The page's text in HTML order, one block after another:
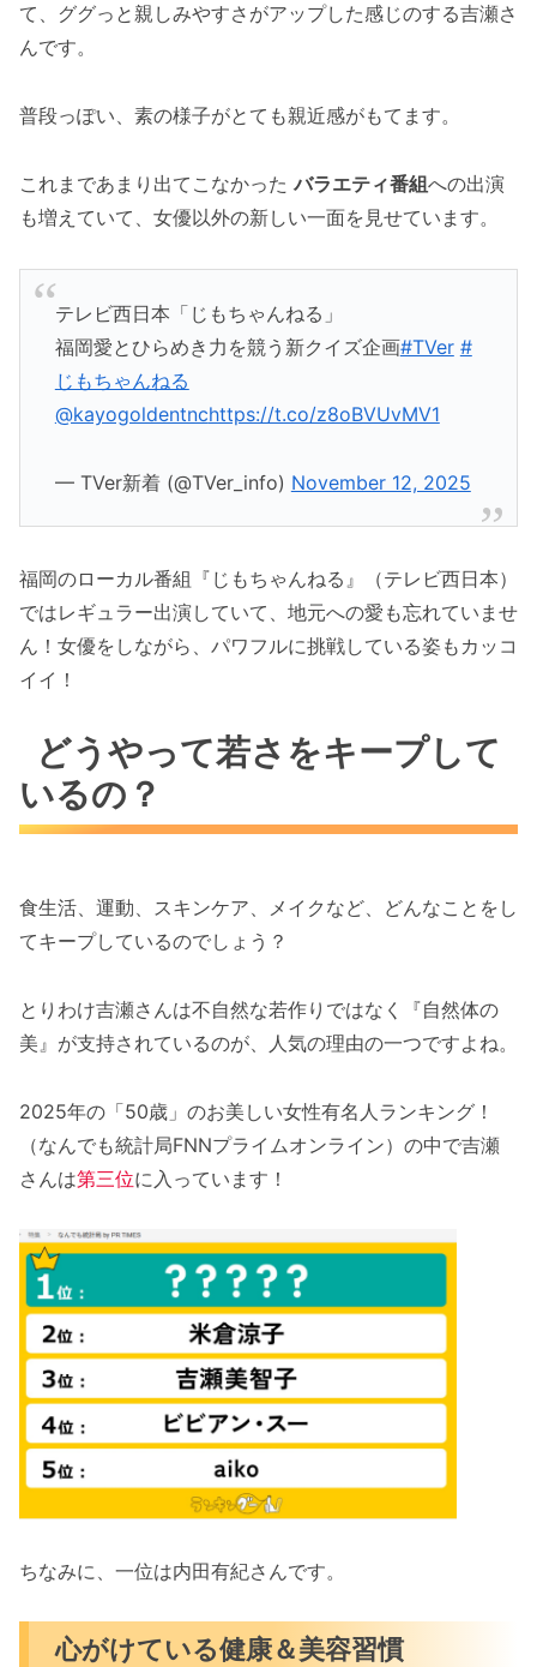
て、ググっと親しみやすさがアップした感じのする吉瀬さ
んです。
普段っぽい、素の様子がとても親近感がもてます。
これまであまり出てこなかったバラエティ番組への出演
も増えていて、女優以外の新しい一面を見せています。
テレビ西日本「じもちゃんねる」
福岡愛とひらめき力を競う新クイズ企画#TVer #
じもちゃんねる
@kayogoldentnchttps://t.co/z8oBVUvMV1
— TVer新着 (@TVer_info) November 12, 2025
福岡のローカル番組『じもちゃんねる』（テレビ西日本）
ではレギュラー出演していて、地元への愛も忘れていませ
ん！女優をしながら、パワフルに挑戦している姿もカッコ
イイ！
どうやって若さをキープして
いるの？
食生活、運動、スキンケア、メイクなど、どんなことをし
てキープしているのでしょう？
とりわけ吉瀬さんは不自然な若作りではなく『自然体の
美』が支持されているのが、人気の理由の一つですよね。
2025年の「50歳」のお美しい女性有名人ランキング！
（なんでも統計局FNNプライムオンライン）の中で吉瀬
さんは第三位に入っています！
ちなみに、一位は内田有紀さんです。
心がけている健康＆美容習慣